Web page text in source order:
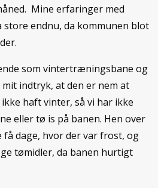
Mine erfaringer med
endnu, da kommunen blot
som vintertræningsbane og
indtryk, at den er nem at
haft vinter, så vi har ikke
eller tø is på banen. Hen over
dage, hvor der var frost, og
tømidler, da banen hurtigt